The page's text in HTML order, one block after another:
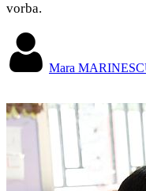
vorba.
Mara